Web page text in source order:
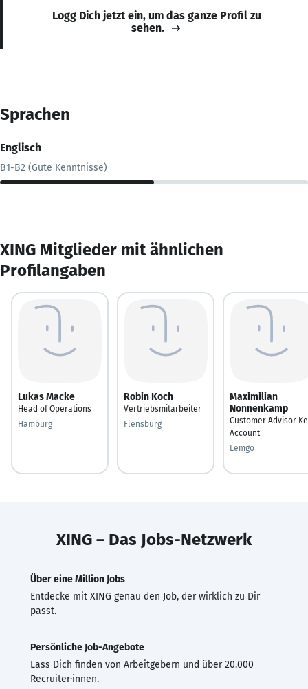
Logg Dich jetzt ein, um das ganze Profil zu
sehen.
Sprachen
Englisch
B1-B2 (Gute Kenntnisse)
XING Mitglieder mit ähnlichen
Profilangaben
Lukas Macke
Head of Operations
Hamburg
Robin Koch
Vertriebsmitarbeiter
Flensburg
Maximilian
Nonnenkamp
Customer Advisor
Account
Lemgo
XING – Das Jobs-Netzwerk
Über eine Million Jobs
Entdecke mit XING genau den Job, der wirklich zu Dir
passt.
Persönliche Job-Angebote
Lass Dich finden von Arbeitgebern und über 20.000
Recruiter·innen.